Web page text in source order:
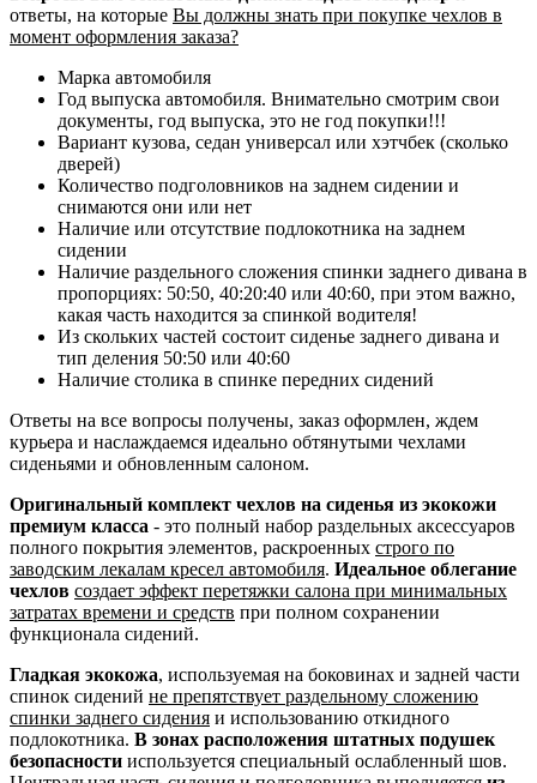
ответы, на которые Вы должны знать при покупке чехлов в
момент оформления заказа?
Марка автомобиля
Год выпуска автомобиля. Внимательно смотрим свои
документы, год выпуска, это не год покупки!!!
Вариант кузова, седан универсал или хэтчбек (сколько
дверей)
Количество подголовников на заднем сидении и
снимаются они или нет
Наличие или отсутствие подлокотника на заднем
сидении
Наличие раздельного сложения спинки заднего дивана в
пропорциях: 50:50, 40:20:40 или 40:60, при этом важно,
какая часть находится за спинкой водителя!
Из скольких частей состоит сиденье заднего дивана и
тип деления 50:50 или 40:60
Наличие столика в спинке передних сидений
Ответы на все вопросы получены, заказ оформлен, ждем
курьера и наслаждаемся идеально обтянутыми чехлами
сиденьями и обновленным салоном.
Оригинальный комплект чехлов на сиденья из экокожи
премиум класса - это полный набор раздельных аксессуаров
полного покрытия элементов, раскроенных строго по
заводским лекалам кресел автомобиля. Идеальное облегание
чехлов создает эффект перетяжки салона при минимальных
затратах времени и средств при полном сохранении
функционала сидений.
Гладкая экокожа, используемая на боковинах и задней части
спинок сидений не препятствует раздельному сложению
спинки заднего сидения и использованию откидного
подлокотника. В зонах расположения штатных подушек
безопасности используется специальный ослабленный шов.